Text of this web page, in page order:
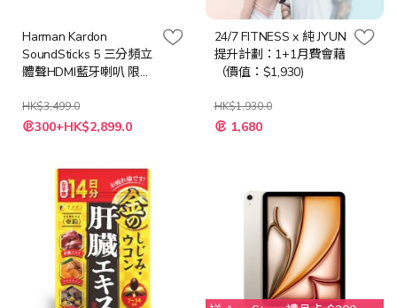
Harman Kardon
SoundSticks 5 三分頻立
體聲HDMI藍牙喇叭 限時
Picopresso專業濃縮咖啡
機
HK$3,499.0
300+HK$2,899.0
24/7 FITNESS x 純 JYUN
提升計劃：1+1月費會藉
（價值：$1,930)
HK$1,930.0
特
殊 1,680